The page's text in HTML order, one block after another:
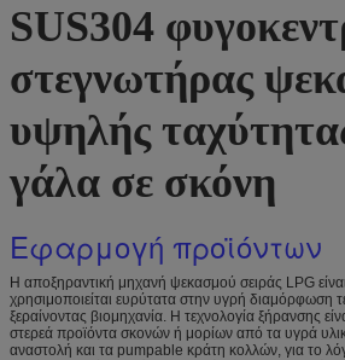
SUS304
στεγνωτήρας
υψηλής
γάλα σε σκόνη
Εφαρμογή προϊόντων
Η αποξηραντική μηχανή ψεκασμού σειράς LPG
χρησιμοποιείται ευρύτατα στην υγρή διαμόρφωση
ξεραίνοντας βιομηχανία. Η τεχνολογία ξήρανσης
στερεά προϊόντα σκονών ή μορίων από τα υγρά
αναστολή και τα pumpable κράτη κολλών, για το